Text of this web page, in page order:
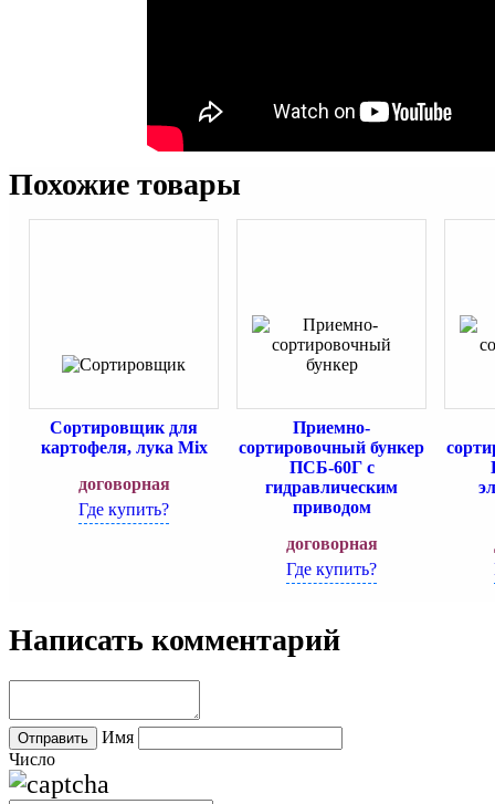
Похожие товары
Сортировщик для
картофеля, лука Mix
договорная
Где купить?
Приемно-
сортировочный бункер
ПСБ-60Г с
гидравлическим
приводом
договорная
Где купить?
Написать комментарий
Имя
Число